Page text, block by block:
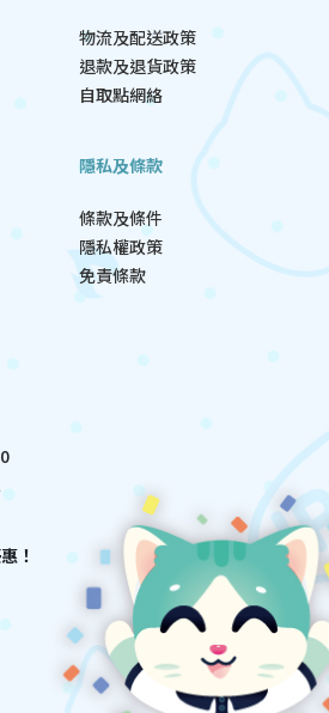
物流及配送政策
退款及退貨政策
自取點網絡
隱私及條款
條款及條件
隱私權政策
免責條款
！